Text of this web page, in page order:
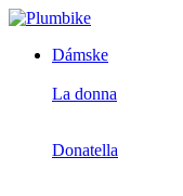
Dámske
La donna
Donatella